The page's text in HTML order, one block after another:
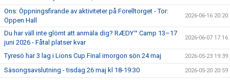
Ons: Öppningsfirande av aktiviteter på Forelltorget - Tor:
Öppen Hall
2026-06-16 20:20
Du har väll inte glömt att anmäla dig? RÆDY™ Camp 13–17
juni 2026 - Fåtal platser kvar
2026-06-07 17:16
Tyresö har 3 lag i Lions Cup Final imorgon sön 24 maj 2026-05-23 19:39
Säsongsavslutning - tisdag 26 maj kl 18-19:30 2026-05-20 20:59